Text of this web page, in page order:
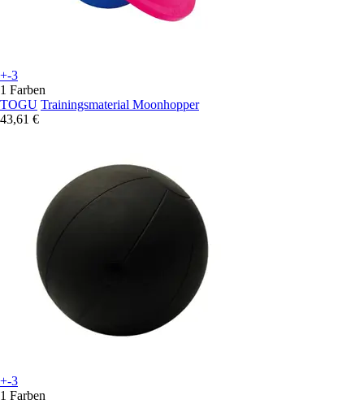
+-3
1 Farben
TOGU Trainingsmaterial Moonhopper
43,61 €
+-3
1 Farben